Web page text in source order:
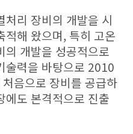
처리 장비의 개발을 시
적해 왔으며, 특히 고온
의 개발을 성공적으로
술력을 바탕으로 2010
음으로 장비를 공급하
에도 본격적으로 진출